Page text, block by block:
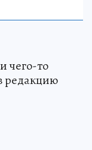
чего-то
редакцию